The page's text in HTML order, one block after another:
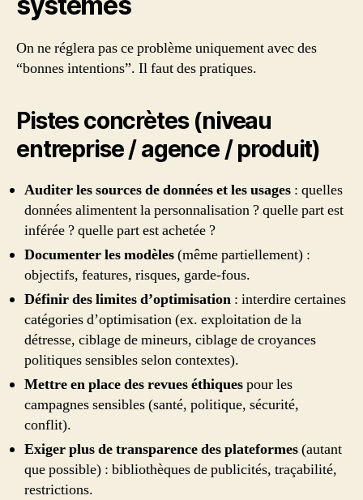
On ne réglera pas ce problème uniquement avec des
“bonnes intentions”. Il faut des pratiques.
Pistes concrètes (niveau
entreprise / agence / produit)
Auditer les sources de données et les usages : quelles
données alimentent la personnalisation ? quelle part est
inférée ? quelle part est achetée ?
Documenter les modèles(même partiellement) :
objectifs, features, risques, garde-fous.
Définir des limites d’optimisation : interdire certaines
catégories d’optimisation (ex. exploitation de la
détresse, ciblage de mineurs, ciblage de croyances
politiques sensibles selon contextes).
Mettre en place des revues éthiquespour les
campagnes sensibles (santé, politique, sécurité,
conflit).
Exiger plus de transparence des plateformes(autant
que possible) : bibliothèques de publicités, traçabilité,
restrictions.